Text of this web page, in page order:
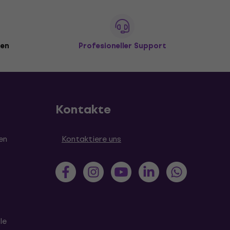
Profesioneller Support
Kontakte
Kontaktiere uns